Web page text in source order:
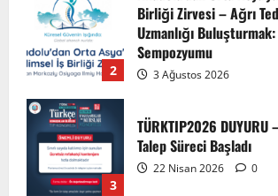
3
TÜRKTIP2026 DUYURU
Talep Süreci Başladı
22 Nisan 2026
4
TÜRKTIPÖzbekistan ile
13 Nisan 2026